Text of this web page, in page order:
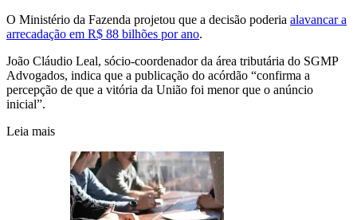
O Ministério da Fazenda projetou que a decisão poderia alavancar a
arrecadação em R$ 88 bilhões por ano.
João Cláudio Leal, sócio-coordenador da área tributária do SGMP
Advogados, indica que a publicação do acórdão “confirma a
percepção de que a vitória da União foi menor que o anúncio
inicial”.
Leia mais